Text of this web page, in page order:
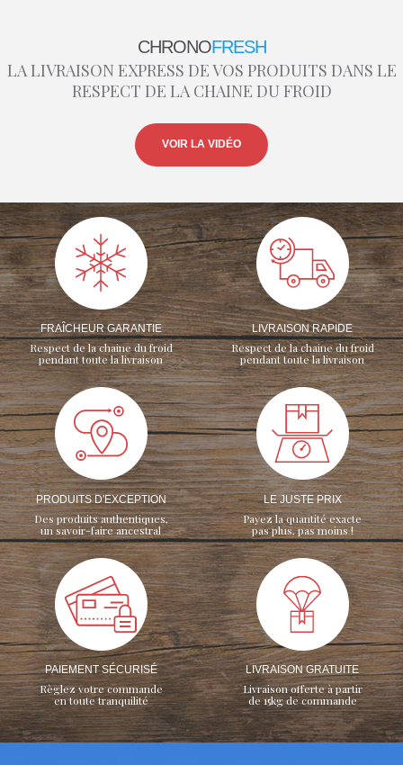
CHRONOFRESH
LA LIVRAISON EXPRESS DE VOS PRODUITS DANS LE
RESPECT DE LA CHAINE DU FROID
VOIR LA VIDÉO
FRAÎCHEUR GARANTIE
Respect de la chaine du froid
pendant toute la livraison
LIVRAISON RAPIDE
Respect de la chaine du froid
pendant toute la livraison
PRODUITS D'EXCEPTION
Des produits authentiques,
un savoir-faire ancestral
LE JUSTE PRIX
Payez la quantité exacte
pas plus, pas moins !
PAIEMENT SÉCURISÉ
Règlez votre commande
en toute tranquilité
LIVRAISON GRATUITE
Livraison offerte à partir
de 15kg de commande